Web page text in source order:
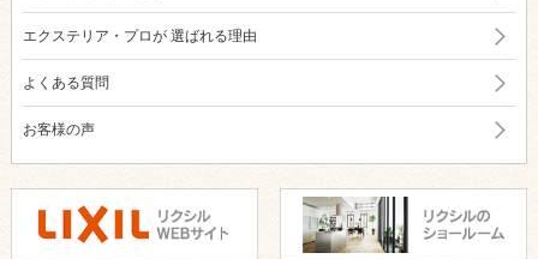
エクステリア・プロが選ばれる理由
よくある質問
お客様の声